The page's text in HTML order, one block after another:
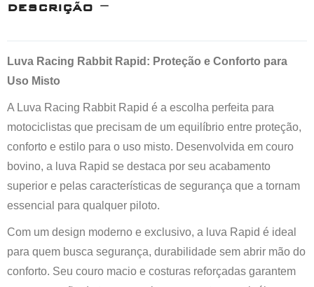
DESCRIÇÃO
Luva Racing Rabbit Rapid: Proteção e Conforto para
Uso Misto
A Luva Racing Rabbit Rapid é a escolha perfeita para
motociclistas que precisam de um equilíbrio entre proteção,
conforto e estilo para o uso misto. Desenvolvida em couro
bovino, a luva Rapid se destaca por seu acabamento
superior e pelas características de segurança que a tornam
essencial para qualquer piloto.
Com um design moderno e exclusivo, a luva Rapid é ideal
para quem busca segurança, durabilidade sem abrir mão do
conforto. Seu couro macio e costuras reforçadas garantem